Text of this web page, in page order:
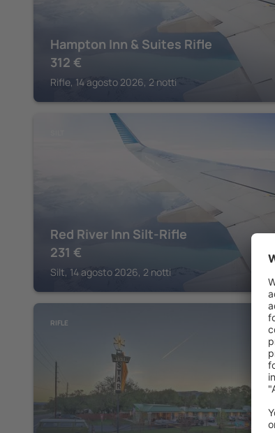
Hampton Inn & Suites Rifle
312 €
Rifle, 14 agosto 2026, 2 notti
Red River Inn Silt-Rifle
231 €
Silt, 14 agosto 2026, 2 notti
RIFLE